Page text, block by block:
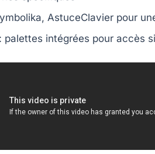
AstuceClavier pour
palettes intégrées pour accès